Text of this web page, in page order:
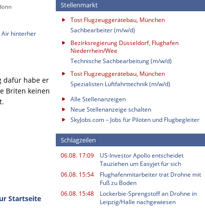
Air hinterher
dafür habe er
Briten keinen
Startseite
Stellenmarkt
Tost Flugzeuggerätebau, München
Sachbearbeiter (m/w/d)
Bezirksregierung Düsseldorf, Flughafen
Niederrhein/Wee
Technische Sachbearbeitung (m/w/d)
Tost Flugzeuggerätebau, München
Spezialisten Luftfahrttechnik (m/w/d)
Alle Stellenanzeigen
Neue Stellenanzeige schalten
SkyJobs.com – Jobs für Piloten und Flugbegleiter
Schlagzeilen
06.08. 17:09
US-Investor Apollo entscheidet
Tauziehen um Easyjet für sich
06.08. 15:54
Flughafenmitarbeiter trat Drohne mit
Fuß zu Boden
06.08. 15:48
Lockerbie-Sprengstoff an Drohne in
Leipzig/Halle nachgewiesen